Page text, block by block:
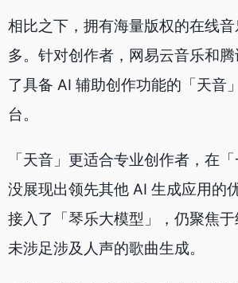
相比之下，拥有海量版权的在线
多。针对创作者，网易云音乐和
了具备 AI 辅助创作功能的「天音
台。
「天音」更适合专业创作者，在
没展现出领先其他 AI 生成应用的
接入了「琴乐大模型」，仍聚焦
未涉足涉及人声的歌曲生成。